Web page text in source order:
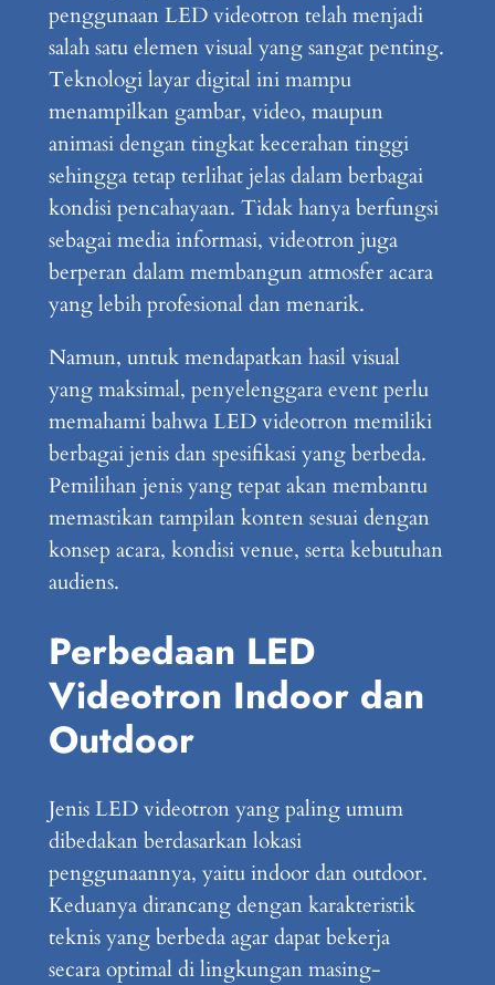
penggunaan LED videotron telah menjadi
salah satu elemen visual yang sangat penting.
Teknologi layar digital ini mampu
menampilkan gambar, video, maupun
animasi dengan tingkat kecerahan tinggi
sehingga tetap terlihat jelas dalam berbagai
kondisi pencahayaan. Tidak hanya berfungsi
sebagai media informasi, videotron juga
berperan dalam membangun atmosfer acara
yang lebih profesional dan menarik.
Namun, untuk mendapatkan hasil visual
yang maksimal, penyelenggara event perlu
memahami bahwa LED videotron memiliki
berbagai jenis dan spesifikasi yang berbeda.
Pemilihan jenis yang tepat akan membantu
memastikan tampilan konten sesuai dengan
konsep acara, kondisi venue, serta kebutuhan
audiens.
Perbedaan LED
Videotron Indoor dan
Outdoor
Jenis LED videotron yang paling umum
dibedakan berdasarkan lokasi
penggunaannya, yaitu indoor dan outdoor.
Keduanya dirancang dengan karakteristik
teknis yang berbeda agar dapat bekerja
secara optimal di lingkungan masing-